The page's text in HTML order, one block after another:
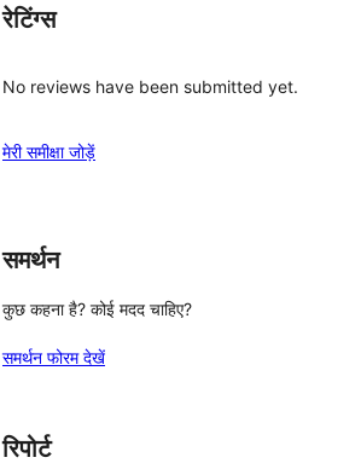
रेटिंग्स
No reviews have been submitted yet.
मेरी समीक्षा जोड़ें
समर्थन
कुछ कहना है? कोई मदद चाहिए?
समर्थन फोरम देखें
रिपोर्ट